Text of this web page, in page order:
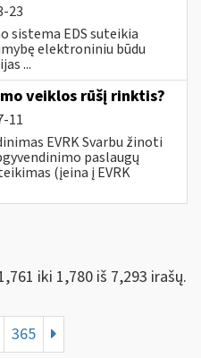
23
sistema EDS suteikia
elektroniniu būdu
...
veiklos rūšį rinktis?
11
EVRK Svarbu žinoti
paslaugų
(įeina į EVRK
iki 1,780 iš 7,293 irašų.
365